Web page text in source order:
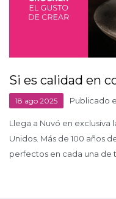
Si es calidad en
18 ago 2025 Publicado
Llega a Nuvó en exclusiva
Unidos. Más de 100 años
perfectos en cada una de